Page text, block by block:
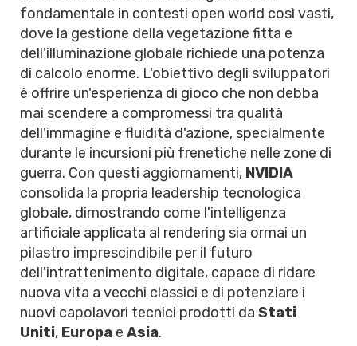
fondamentale in contesti open world così vasti,
dove la gestione della vegetazione fitta e
dell'illuminazione globale richiede una potenza
di calcolo enorme. L'obiettivo degli sviluppatori
è offrire un'esperienza di gioco che non debba
mai scendere a compromessi tra qualità
dell'immagine e fluidità d'azione, specialmente
durante le incursioni più frenetiche nelle zone di
guerra. Con questi aggiornamenti, NVIDIA
consolida la propria leadership tecnologica
globale, dimostrando come l'intelligenza
artificiale applicata al rendering sia ormai un
pilastro imprescindibile per il futuro
dell'intrattenimento digitale, capace di ridare
nuova vita a vecchi classici e di potenziare i
nuovi capolavori tecnici prodotti da Stati
Uniti, Europa e Asia.